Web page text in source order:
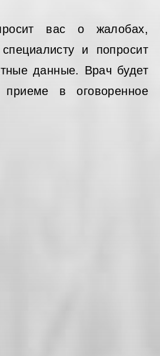
вас о жалобах,
и попросит
данные. Врач будет
в оговоренное